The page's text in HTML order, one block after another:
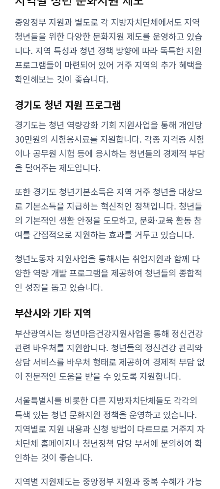
중앙정부 지원과 별도로 각 지방자치단체에서도 지역
청년들을 위한 다양한 문화지원 제도를 운영하고 있습
니다. 지역 특성과 청년 정책 방향에 따라 독특한 지원
프로그램들이 마련되어 있어 거주 지역의 추가 혜택을
확인해보는 것이 좋습니다.
경기도 청년 지원 프로그램
경기도는 청년 역량강화 기회 지원사업을 통해 개인당
30만원의 시험응시료를 지원합니다. 각종 자격증 시험
이나 공무원 시험 등에 응시하는 청년들의 경제적 부담
을 덜어주는 제도입니다.
또한 경기도 청년기본소득은 지역 거주 청년을 대상으
로 기본소득을 지급하는 혁신적인 정책입니다. 청년들
의 기본적인 생활 안정을 도모하고, 문화·교육 활동 참
여를 간접적으로 지원하는 효과를 거두고 있습니다.
청년노동자 지원사업을 통해서는 취업지원과 함께 다
양한 역량 개발 프로그램을 제공하여 청년들의 종합적
인 성장을 돕고 있습니다.
부산시와 기타 지역
부산광역시는 청년마음건강지원사업을 통해 정신건강
관련 바우처를 지원합니다. 청년들의 정신건강 관리와
상담 서비스를 바우처 형태로 제공하여 경제적 부담 없
이 전문적인 도움을 받을 수 있도록 지원합니다.
서울특별시를 비롯한 다른 지방자치단체들도 각각의
특색 있는 청년 문화지원 정책을 운영하고 있습니다.
지역별로 지원 내용과 신청 방법이 다르므로 거주지 자
치단체 홈페이지나 청년정책 담당 부서에 문의하여 확
인하는 것이 좋습니다.
지역별 지원제도는 중앙정부 지원과 중복 수혜가 가능